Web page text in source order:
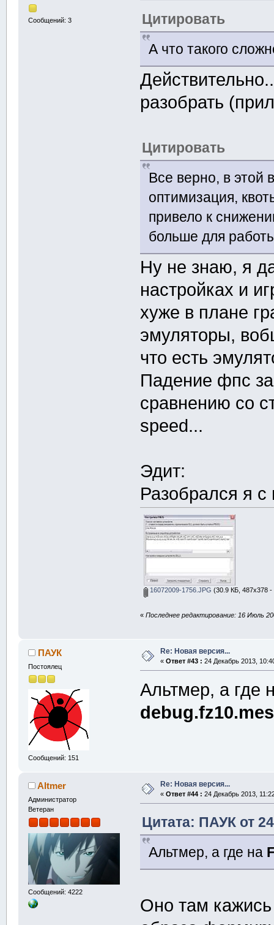
Сообщений: 3
Цитировать
А что такого
разобрать
Цитировать
Все верно, в этой
оптимизация,
привело к
больше для
Ну не знаю, я
настройках и
хуже в плане
эмуляторы,
что есть
Падение фпс
сравнению со
speed...
Эдит:
Разобрался я
16072009-1756.JPG (30.9 КБ, 487x378 -
«Последнее редактирование: 16 Июль
ПАУК
Постоялец
Сообщений: 151
Re: Новая версия...
« Ответ #43 : 24 Декабрь 2013,
Альтмер, а где
debug.fz10.mes
Altmer
Администратор
Ветеран
Сообщений: 4222
Re: Новая версия...
« Ответ #44 : 24 Декабрь 2013,
Цитата: ПАУК от
Альтмер, а где на
Оно там